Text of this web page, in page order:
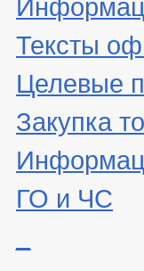
Тексты
Целевые
Закупка
ГО и ЧС